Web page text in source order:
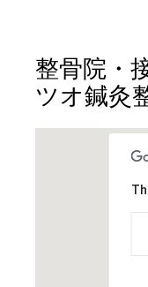
整骨院・
ツオ鍼灸